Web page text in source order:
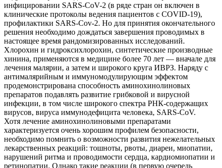
инфицировании SARS-CoV-2 (в ряде стран он включен в
клинические протоколы ведения пациентов с COVID-19),
профилактики SARS-Cov-2. Но для принятия окончательного
решения необходимо дождаться завершения проводимых в
настоящее время рандомизированных исследований.
Хлорохин и гидроксихлорохин, синтетические производные
хинина, применяются в медицине более 70 лет — вначале для
лечения малярии, а затем и широкого круга ИВРЗ. Наряду с
антималярийным и иммуномодулирующим эффектом
продемонстрирована способность аминохинолиновых
препаратов подавлять развитие грибковой и вирусной
инфекции, в том числе широкого спектра РНК-содержащих
вирусов, вируса иммунодефицита человека, SARS-CoV.
Хотя лечение аминохинолиновыми препаратами
характеризуется очень хорошим профилем безопасности,
необходимо помнить о возможности развития нежелательных
лекарственных реакций: тошноты, рвоты, диареи, миопатии,
нарушений ритма и проводимости сердца, кардиомиопатии и
ретинопатии. Однако такие реакции (в первую очередь